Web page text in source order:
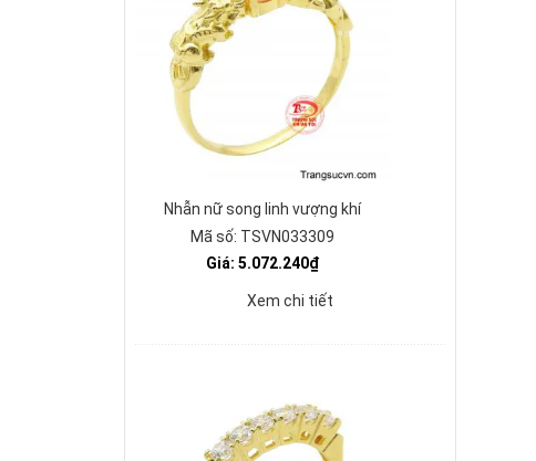
Nhẫn nữ song linh vượng khí
Mã số: TSVN033309
Giá: 5.072.240₫
Xem chi tiết